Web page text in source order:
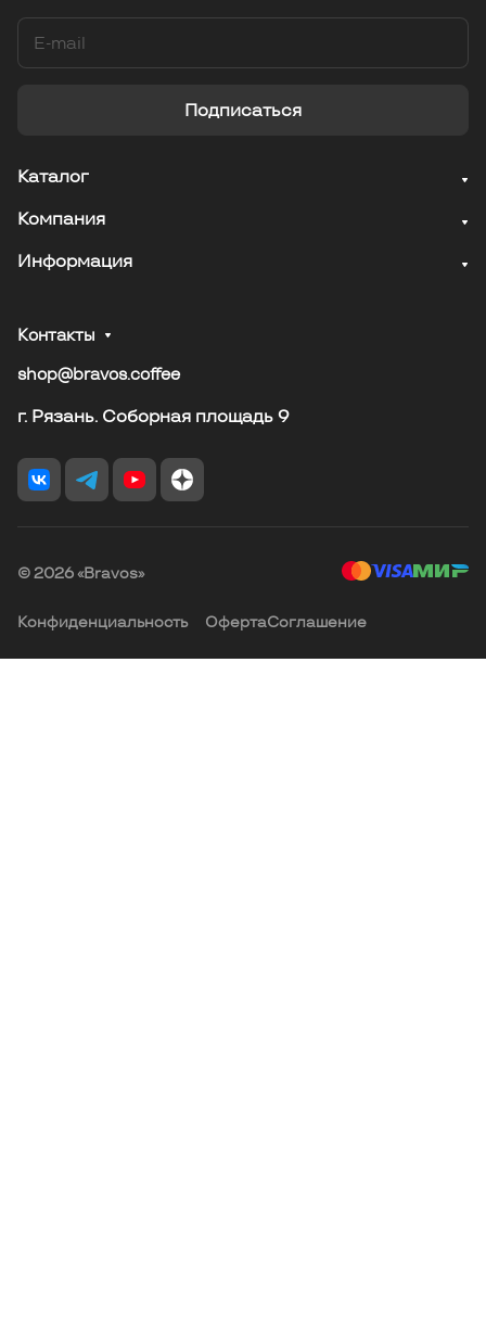
Подписаться
Каталог
Компания
Информация
Контакты
shop@bravos.coffee
г. Рязань. Соборная площадь 9
© 2026 «Bravos»
Конфиденциальность ОфертаСоглашение